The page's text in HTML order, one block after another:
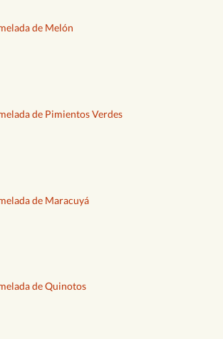
de Melón
de Pimientos Verdes
de Maracuyá
de Quinotos